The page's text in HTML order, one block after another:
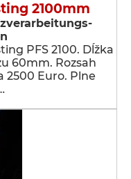
2100mm
PFS 2100. Dĺžka
60mm. Rozsah
2500 Euro. Plne